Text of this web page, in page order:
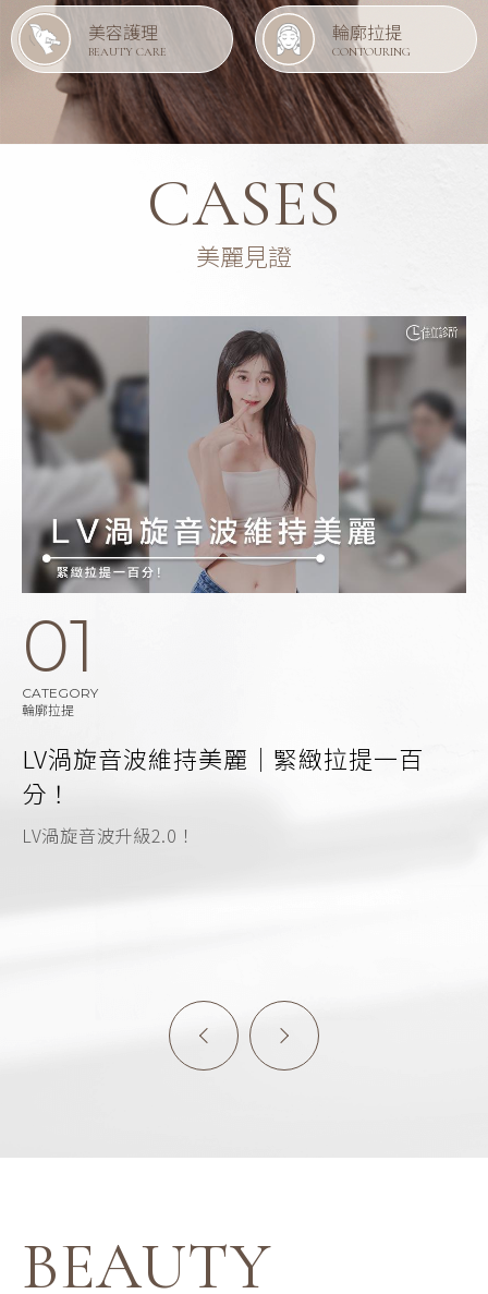
美容護理
BEAUTY CARE
輪廓拉提
CONTOURING
CASES
美麗見證
01
CATEGORY
輪廓拉提
LV渦旋音波維持美麗｜緊緻拉提一百
分！
LV渦旋音波升級2.0！
BEAUTY